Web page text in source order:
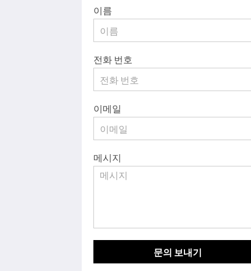
이름
전화 번호
이메일
메시지
문의 보내기